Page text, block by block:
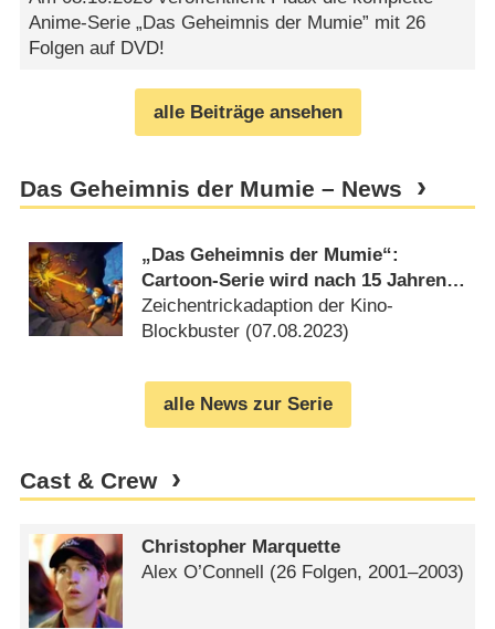
Anime-Serie „Das Geheimnis der Mumie” mit 26
Folgen auf DVD!
alle Beiträge ansehen
Das Geheimnis der Mumie – News
„Das Geheimnis der Mumie“:
Cartoon-Serie wird nach 15 Jahren
wieder ausgegraben
Zeichentrickadaption der Kino-
Blockbuster (07.08.2023)
alle News zur Serie
Cast & Crew
Christopher Marquette
Alex O’Connell (26 Folgen, 2001⁠–⁠2003)